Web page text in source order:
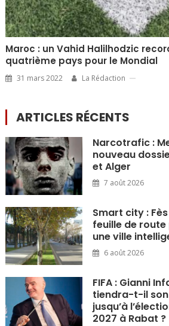
Maroc : un Vahid Halilhodzic
quatrième pays pour le Mondial
31 mars 2022 La Rédaction
ARTICLES RÉCENTS
Narcotrafic :
nouveau
et Alger
7 août 2026
Smart city :
feuille de
une ville
6 août 2026
FIFA : Gianni
tiendra-t-il
jusqu’à
2027 à Rabat ?